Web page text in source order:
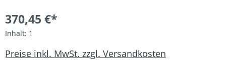
370,45 €*
Inhalt: 1
Preise inkl. MwSt. zzgl. Versandkosten